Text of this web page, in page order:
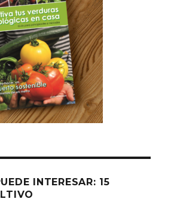
INTERESAR: 15